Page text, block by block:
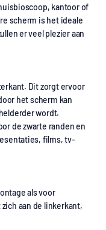
kantoor of
scherm is het ideale
er veel plezier aan
Dit zorgt ervoor
het scherm kan
wordt.
de zwarte randen en
films, tv-
als voor
aan de linkerkant,